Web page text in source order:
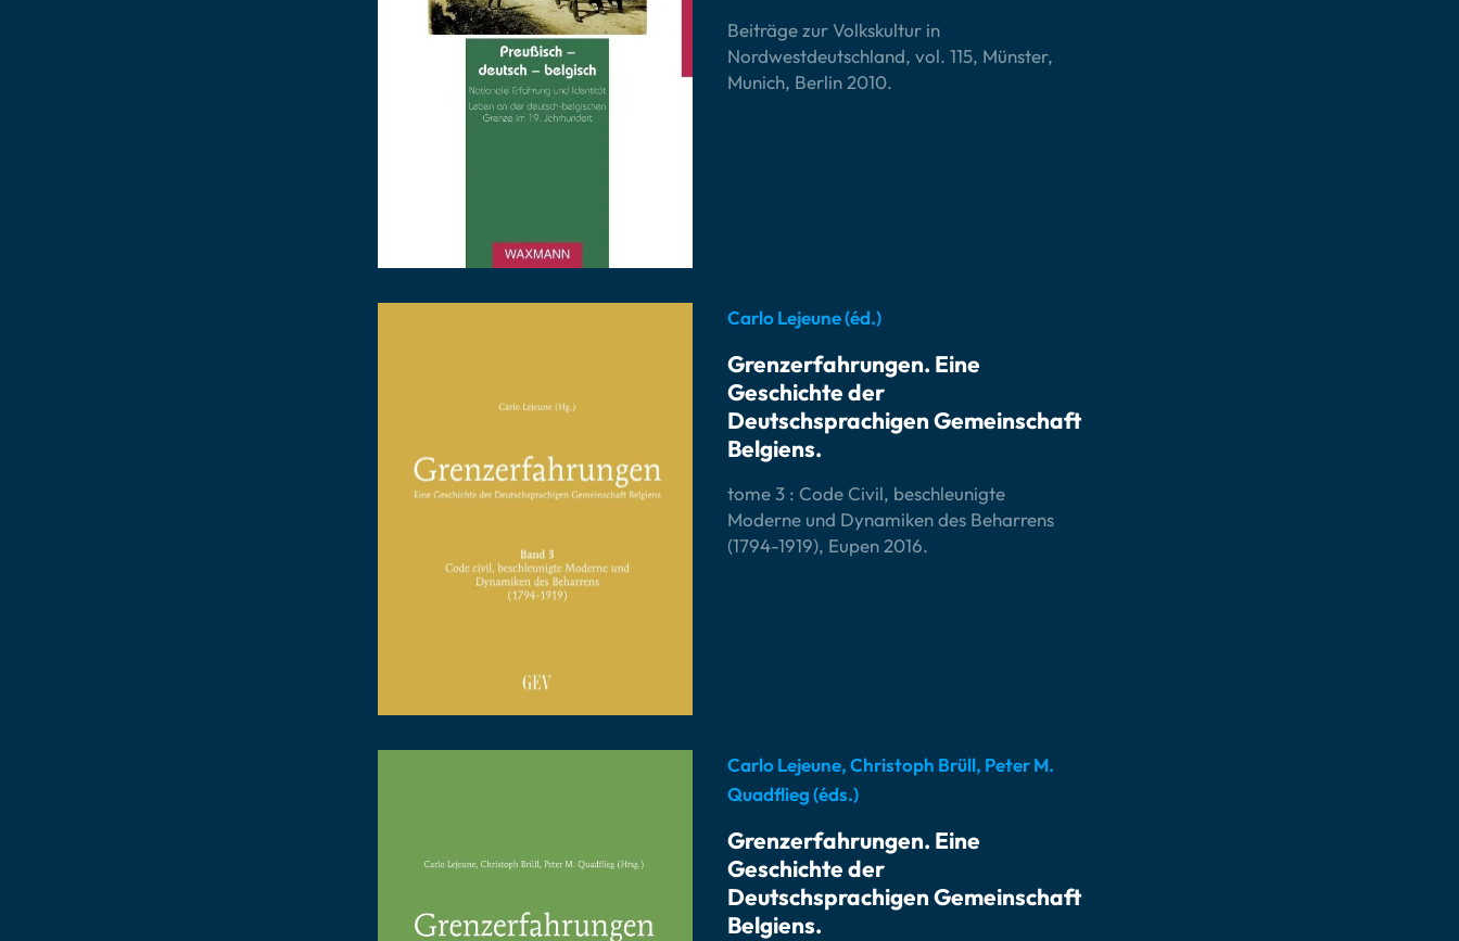
Beiträge zur Volkskultur in
Nordwestdeutschland, vol. 115, Münster,
Munich, Berlin 2010.
Carlo Lejeune (éd.)
Grenzerfahrungen. Eine
Geschichte der
Deutschsprachigen Gemeinschaft
Belgiens.
tome 3 : Code Civil, beschleunigte
Moderne und Dynamiken des Beharrens
(1794-1919), Eupen 2016.
Carlo Lejeune, Christoph Brüll, Peter M.
Quadflieg (éds.)
Grenzerfahrungen. Eine
Geschichte der
Deutschsprachigen Gemeinschaft
Belgiens.